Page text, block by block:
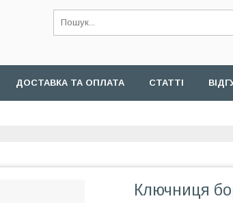
ДОСТАВКА ТА ОПЛАТА СТАТТІ
Ключниця